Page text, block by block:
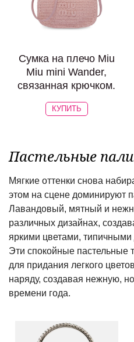
Сумка на плечо Miu
Miu mini Wander,
связанная крючком.
КУПИТЬ
Пастельные
Мягкие оттенки снова
этом на сцене доминируют
Лавандовый, мятный и
различных дизайнах,
яркими цветами, типичными
Эти спокойные пастельные
для придания легкого
наряду, создавая нежную,
времени года.